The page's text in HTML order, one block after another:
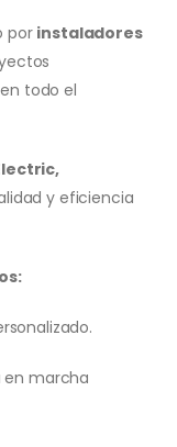
porinstaladores
todo el
y eficiencia
marcha